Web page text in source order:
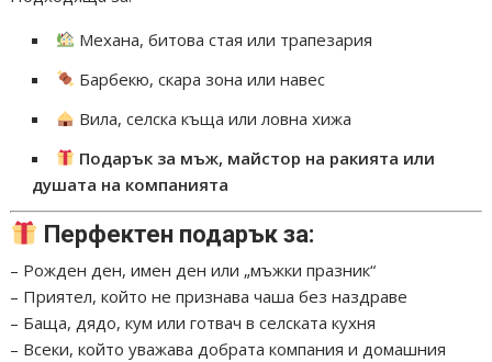
Механа, битова стая или трапезария
Барбекю, скара зона или навес
Вила, селска къща или ловна хижа
Подарък за мъж, майстор на ракията или
душата на компанията
Перфектен подарък за:
– Рожден ден, имен ден или „мъжки празник“
– Приятел, който не признава чаша без наздраве
– Баща, дядо, кум или готвач в селската кухня
– Всеки, който уважава добрата компания и домашния